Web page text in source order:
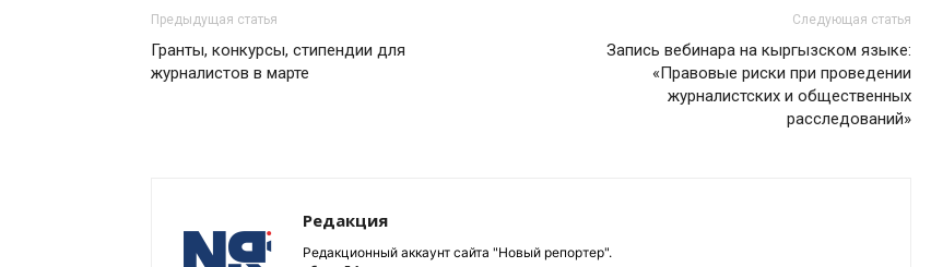
Предыдущая статья
Гранты, конкурсы, стипендии для
журналистов в марте
Следующая статья
Запись вебинара на кыргызском языке:
«Правовые риски при проведении
журналистских и общественных
расследований»
Редакция
Редакционный аккаунт сайта "Новый репортер".